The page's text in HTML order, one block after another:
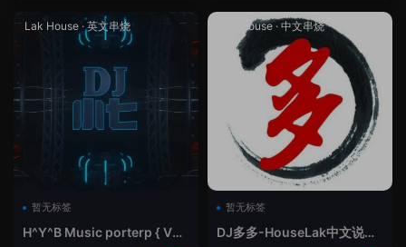
Lak House ·英文串烧
暂无标签
H^Y^B Music porterp { V总
Lak House· 中文串烧
暂无标签
DJ多多-HouseLak中文说唱